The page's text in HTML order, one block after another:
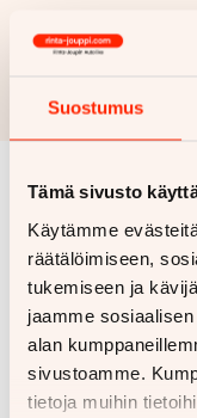
Suostumus
Tämä sivusto
Käytämme
räätälöimiseen,
tukemiseen ja
jaamme
alan
sivustoamme.
tietoja muihin
Katso kaikki